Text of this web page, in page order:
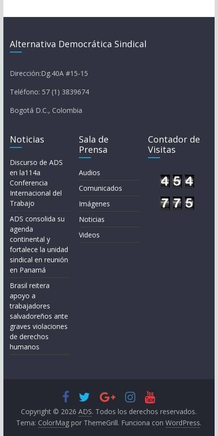
Alternativa Democrática Sindical
Dirección:Dg.40A #15-15
Teléfono: 57 (1) 3839674
Bogotá D.C., Colombia
Noticias
Discurso de ADS
en la114a
Conferencia
Internacional del
Trabajo
ADS consolida su
agenda
continental y
fortalece la unidad
sindical en reunión
en Panamá
Brasil reitera
apoyo a
trabajadores
salvadoreños ante
graves violaciones
de derechos
humanos
Sala de
Prensa
Audios
Comunicados
Imágenes
Noticias
Videos
Contador de
Visitas
Copyright © 2026ADS. Todos los derechos reservados.
Tema: ColorMag por ThemeGrill. Funciona conWordPress.